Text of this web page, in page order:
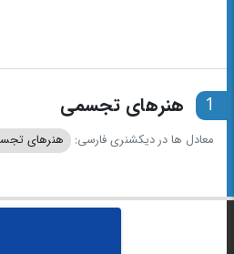
1 هنرهای تجسمی
معادل ها در دیکشنری فارسی: هنرهای